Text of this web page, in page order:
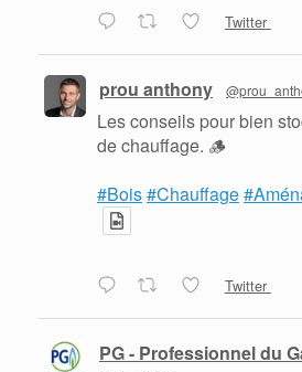
Twitter
prou anthony
Les conseils pour bien
de chauffage. 🪵
#Bois#Chauffage
Twitter
PG - Professionnel du